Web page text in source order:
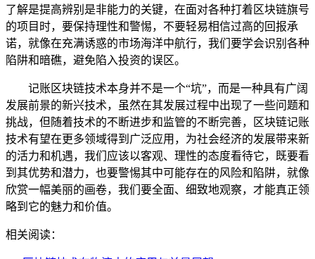
了解是提高辨别是非能力的关键，在面对各种打着区块链旗号
的项目时，要保持理性和警惕，不要轻易相信过高的回报承
诺，就像在充满诱惑的市场海洋中航行，我们要学会识别各种
陷阱和暗礁，避免陷入投资的误区。
记账区块链技术本身并不是一个“坑”，而是一种具有广阔
发展前景的新兴技术，虽然在其发展过程中出现了一些问题和
挑战，但随着技术的不断进步和监管的不断完善，区块链记账
技术有望在更多领域得到广泛应用，为社会经济的发展带来新
的活力和机遇，我们应该以客观、理性的态度看待它，既要看
到其优势和潜力，也要警惕其中可能存在的风险和陷阱，就像
欣赏一幅美丽的画卷，我们要全面、细致地观察，才能真正领
略到它的魅力和价值。
相关阅读：